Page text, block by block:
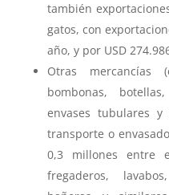
también
gatos, con
año, y por USD
Otras mercancías
bombonas,
envases tubulares
transporte o
0,3 millones entre
fregaderos,